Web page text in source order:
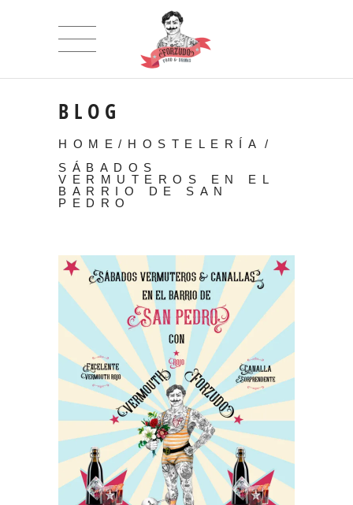
BLOG
HOME / HOSTELERÍA
/
SÁBADOS
VERMUTEROS EN EL
BARRIO DE SAN
PEDRO